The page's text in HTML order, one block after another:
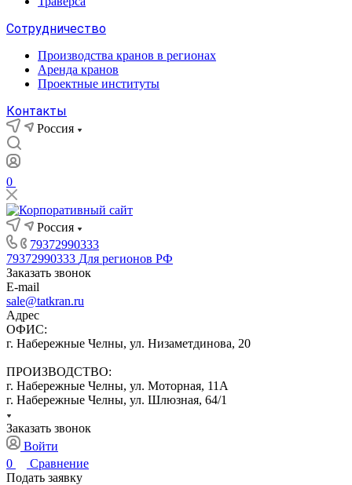
Сотрудничество
Производства кранов в регионах
Аренда кранов
Проектные институты
Контакты
Россия
0
Россия
79372990333
79372990333 Для регионов РФ
Заказать звонок
E-mail
sale@tatkran.ru
Адрес
ОФИС:
г. Набережные Челны, ул. Низаметдинова, 20
ПРОИЗВОДСТВО:
г. Набережные Челны, ул. Моторная, 11А
г. Набережные Челны, ул. Шлюзная, 64/1
Заказать звонок
Войти
0
Сравнение
Подать заявку